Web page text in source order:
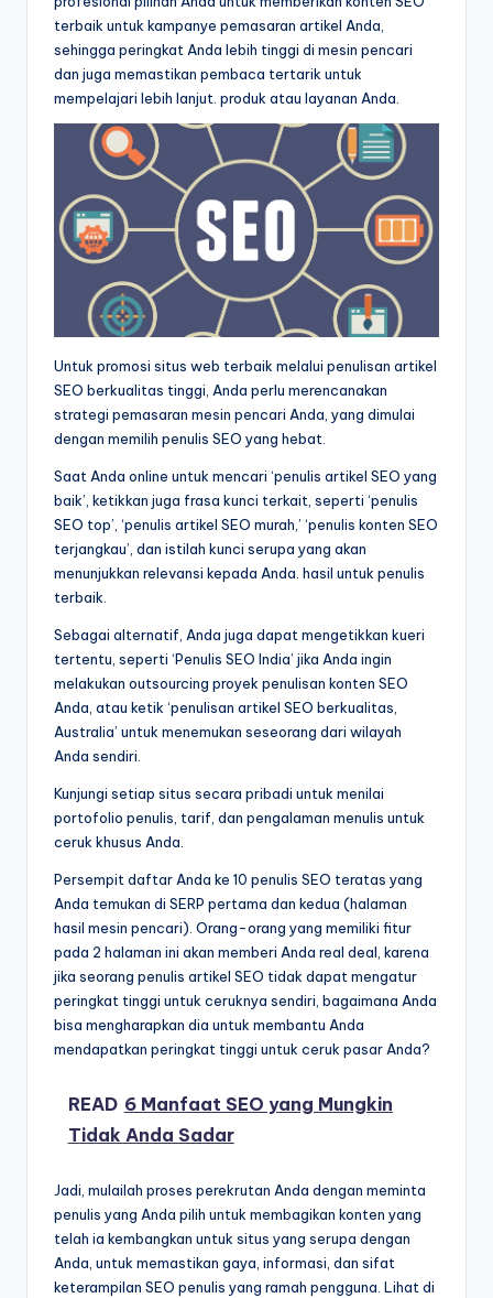
terbaik untuk kampanye pemasaran artikel Anda,
sehingga peringkat Anda lebih tinggi di mesin pencari
dan juga memastikan pembaca tertarik untuk
mempelajari lebih lanjut. produk atau layanan Anda.
Untuk promosi situs web terbaik melalui penulisan artikel
SEO berkualitas tinggi, Anda perlu merencanakan
strategi pemasaran mesin pencari Anda, yang dimulai
dengan memilih penulis SEO yang hebat.
Saat Anda online untuk mencari ‘penulis artikel SEO yang
baik’, ketikkan juga frasa kunci terkait, seperti ‘penulis
SEO top’, ‘penulis artikel SEO murah,’ ‘penulis konten SEO
terjangkau’, dan istilah kunci serupa yang akan
menunjukkan relevansi kepada Anda. hasil untuk penulis
terbaik.
Sebagai alternatif, Anda juga dapat mengetikkan kueri
tertentu, seperti ‘Penulis SEO India’ jika Anda ingin
melakukan outsourcing proyek penulisan konten SEO
Anda, atau ketik ‘penulisan artikel SEO berkualitas,
Australia’ untuk menemukan seseorang dari wilayah
Anda sendiri.
Kunjungi setiap situs secara pribadi untuk menilai
portofolio penulis, tarif, dan pengalaman menulis untuk
ceruk khusus Anda.
Persempit daftar Anda ke 10 penulis SEO teratas yang
Anda temukan di SERP pertama dan kedua (halaman
hasil mesin pencari). Orang-orang yang memiliki fitur
pada 2 halaman ini akan memberi Anda real deal, karena
jika seorang penulis artikel SEO tidak dapat mengatur
peringkat tinggi untuk ceruknya sendiri, bagaimana Anda
bisa mengharapkan dia untuk membantu Anda
mendapatkan peringkat tinggi untuk ceruk pasar Anda?
READ 6 Manfaat SEO yang Mungkin
Tidak Anda Sadar
Jadi, mulailah proses perekrutan Anda dengan meminta
penulis yang Anda pilih untuk membagikan konten yang
telah ia kembangkan untuk situs yang serupa dengan
Anda, untuk memastikan gaya, informasi, dan sifat
keterampilan SEO penulis yang ramah pengguna. Lihat di